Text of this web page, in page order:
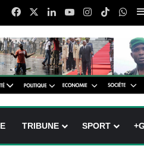
FacebookLinkedinYouTubeInstagram
TikTok
TRIBUNE SPORT